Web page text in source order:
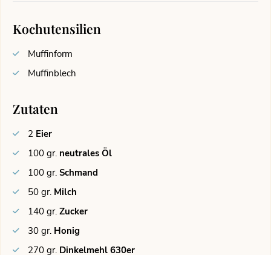
Kochutensilien
Muffinform
Muffinblech
Zutaten
2 Eier
100 gr. neutrales Öl
100 gr. Schmand
50 gr. Milch
140 gr. Zucker
30 gr. Honig
270 gr. Dinkelmehl 630er